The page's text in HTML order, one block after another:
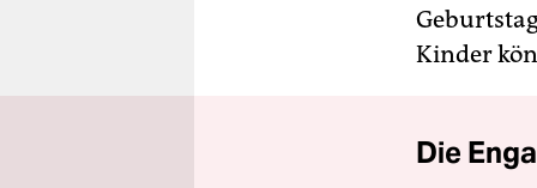
Kinder
Die